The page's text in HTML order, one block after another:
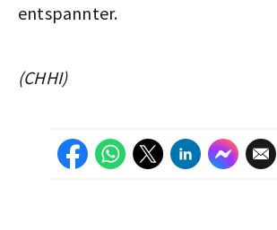
entspannter.
(CHHI)